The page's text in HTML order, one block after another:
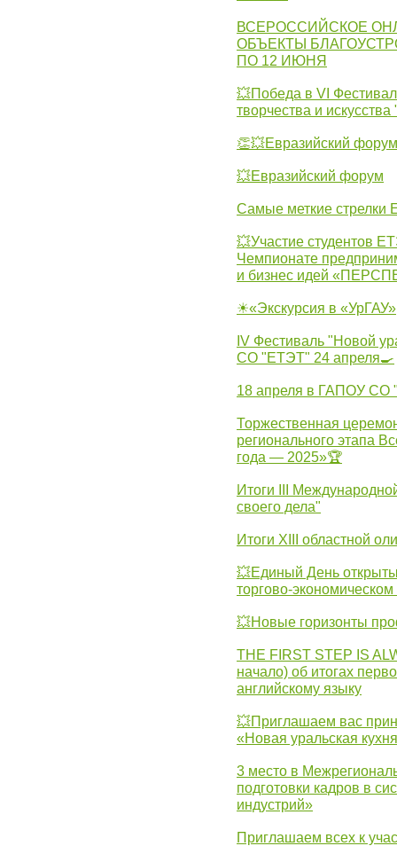
ВСЕРОССИЙСКОЕ
ОБЪЕКТЫ
ПО 12 ИЮНЯ
💥Победа в VI
творчества и
👏💥Евразийский форум
💥Евразийский форум
Самые меткие стрелки
💥Участие студентов
Чемпионате
и бизнес идей
☀«Экскурсия в «УрГАУ»
IV Фестиваль "Новой
СО "ЕТЭТ" 24 апреля🍳
18 апреля в ГАПОУ СО
Торжественная
регионального этапа
года — 2025»🏆
Итоги III
своего дела"
Итоги XIII областной
💥Единый День
торгово-
💥Новые горизонты
THE FIRST STEP IS
начало) об итогах
английскому языку
💥Приглашаем вас
«Новая уральская
3 место в
подготовки кадров в
индустрий»
Приглашаем всех к